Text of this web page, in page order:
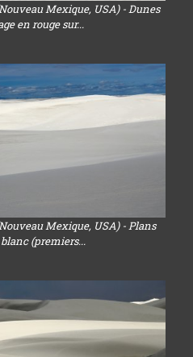
Mexique, USA) - Dunes
en rouge sur...
Mexique, USA) - Plans
(premiers...